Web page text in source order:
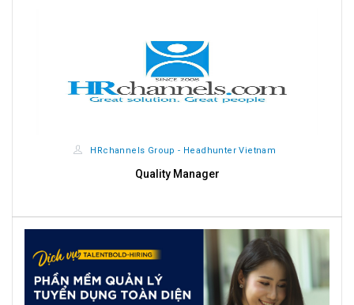
HRchannels Group - Headhunter Vietnam
Quality Manager